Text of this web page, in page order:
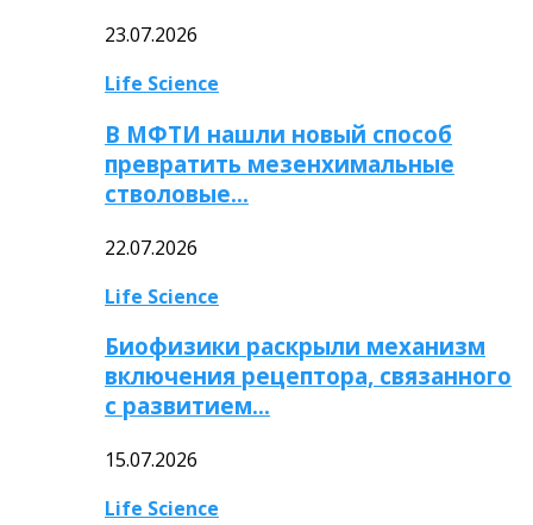
23.07.2026
Life Science
В МФТИ нашли новый способ
превратить мезенхимальные
стволовые…
22.07.2026
Life Science
Биофизики раскрыли механизм
включения рецептора, связанного
с развитием…
15.07.2026
Life Science